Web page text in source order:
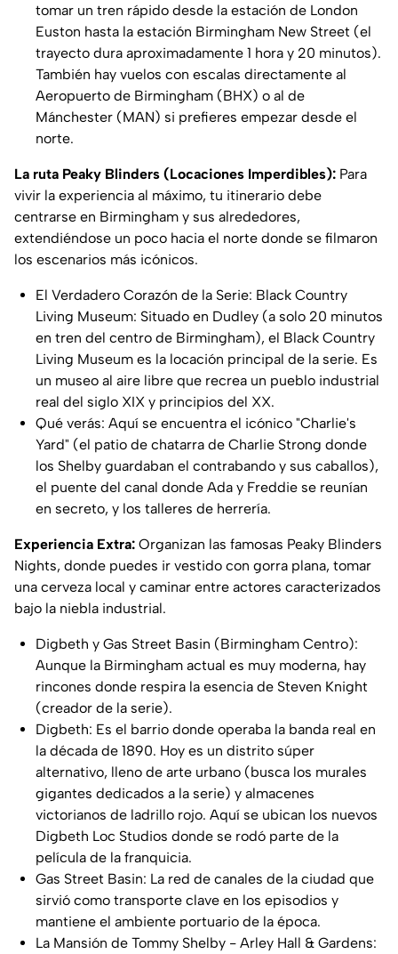
tomar un tren rápido desde la estación de London
Euston hasta la estación Birmingham New Street (el
trayecto dura aproximadamente 1 hora y 20 minutos).
También hay vuelos con escalas directamente al
Aeropuerto de Birmingham (BHX) o al de
Mánchester (MAN) si prefieres empezar desde el
norte.
La ruta Peaky Blinders (Locaciones Imperdibles): Para
vivir la experiencia al máximo, tu itinerario debe
centrarse en Birmingham y sus alrededores,
extendiéndose un poco hacia el norte donde se filmaron
los escenarios más icónicos.
El Verdadero Corazón de la Serie: Black Country
Living Museum: Situado en Dudley (a solo 20 minutos
en tren del centro de Birmingham), el Black Country
Living Museum es la locación principal de la serie. Es
un museo al aire libre que recrea un pueblo industrial
real del siglo XIX y principios del XX.
Qué verás: Aquí se encuentra el icónico "Charlie's
Yard" (el patio de chatarra de Charlie Strong donde
los Shelby guardaban el contrabando y sus caballos),
el puente del canal donde Ada y Freddie se reunían
en secreto, y los talleres de herrería.
Experiencia Extra: Organizan las famosas Peaky Blinders
Nights, donde puedes ir vestido con gorra plana, tomar
una cerveza local y caminar entre actores caracterizados
bajo la niebla industrial.
Digbeth y Gas Street Basin (Birmingham Centro):
Aunque la Birmingham actual es muy moderna, hay
rincones donde respira la esencia de Steven Knight
(creador de la serie).
Digbeth: Es el barrio donde operaba la banda real en
la década de 1890. Hoy es un distrito súper
alternativo, lleno de arte urbano (busca los murales
gigantes dedicados a la serie) y almacenes
victorianos de ladrillo rojo. Aquí se ubican los nuevos
Digbeth Loc Studios donde se rodó parte de la
película de la franquicia.
Gas Street Basin: La red de canales de la ciudad que
sirvió como transporte clave en los episodios y
mantiene el ambiente portuario de la época.
La Mansión de Tommy Shelby - Arley Hall & Gardens: